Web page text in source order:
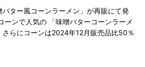
ター風コーンラーメン」が再販にて発
ーンで人気の 「味噌バターコーンラーメ
さらにコーンは2024年12月販売品比50％